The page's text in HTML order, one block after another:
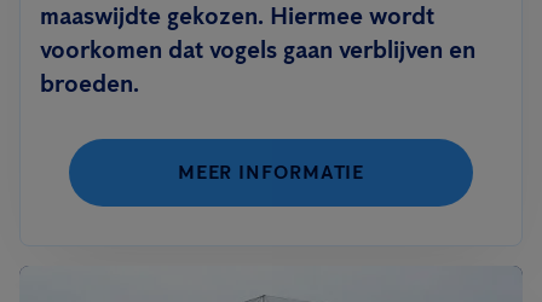
maaswijdte gekozen. Hiermee wordt
voorkomen dat vogels gaan verblijven en
broeden.
MEER INFORMATIE